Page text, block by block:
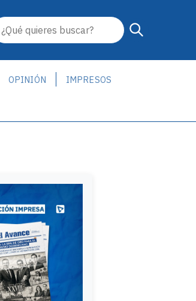
OPINIÓN IMPRESOS